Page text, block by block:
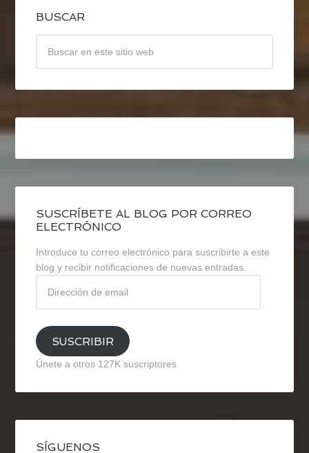
BUSCAR
SUSCRÍBETE AL BLOG POR CORREO
ELECTRÓNICO
Introduce tu correo electrónico para suscribirte a este
blog y recibir notificaciones de nuevas entradas.
email
SUSCRIBIR
Únete a otros 127K suscriptores
SÍGUENOS